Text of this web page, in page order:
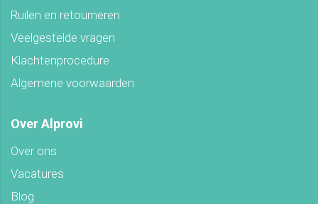
Ruilen en retourneren
Veelgestelde vragen
Klachtenprocedure
Algemene voorwaarden
Over Alprovi
Over ons
Vacatures
Blog